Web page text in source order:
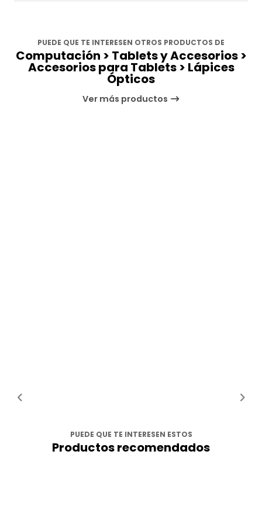
PUEDE QUE TE INTERESEN OTROS PRODUCTOS DE
Computación > Tablets y Accesorios >
Accesorios para Tablets > Lápices
Ópticos
Ver más productos
PUEDE QUE TE INTERESEN ESTOS
Productos recomendados